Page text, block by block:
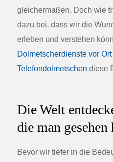
gleichermaßen. Doch wie
dazu bei, dass wir die
erleben und verstehen
Dolmetscherdienste vor Ort
Telefondolmetschen diese
Die Welt
die man
Bevor wir tiefer in die